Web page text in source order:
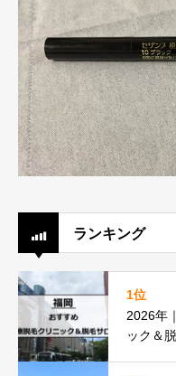
ランキング
1位
2026年
ック＆